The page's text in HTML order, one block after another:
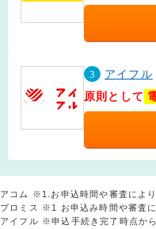
3
アイフル
原則として
アコム ※1.お申込時間や審査によ
プロミス ※1 お申込み時間や審査
アイフル ※申込手続き完了時点か